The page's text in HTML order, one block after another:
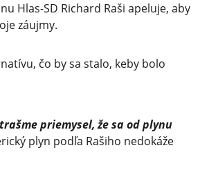
Hlas-SD Richard Raši apeluje, aby
záujmy.
čo by sa stalo, keby bolo
priemysel, že sa od plynu
plyn podľa Rašiho nedokáže